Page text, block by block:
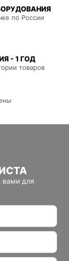
по России
- 1 ГОД
товаров
вами для